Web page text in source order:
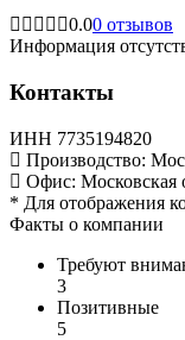
0.00 отзывов
Информация
Контакты
ИНН 7735194820
Производство:
Офис: Московская
* Для отображения
Факты о компании
Требуют
3
Позитивные
5